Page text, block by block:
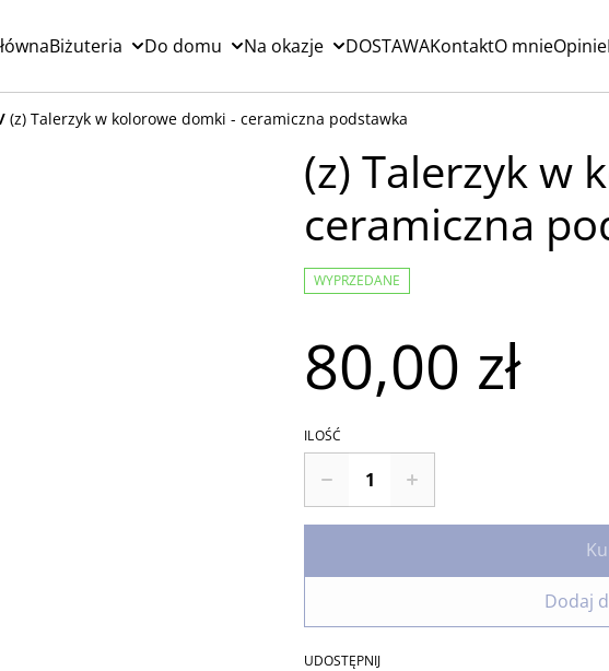
Biżuteria Do domu Na okazje DOSTAWAKontaktO mnieOpinie
/ (z) Talerzyk w kolorowe domki - ceramiczna podstawka
(z) Talerzyk w
ceramiczna
WYPRZEDANE
80,00 zł
ILOŚĆ
Dodaj
UDOSTĘPNIJ